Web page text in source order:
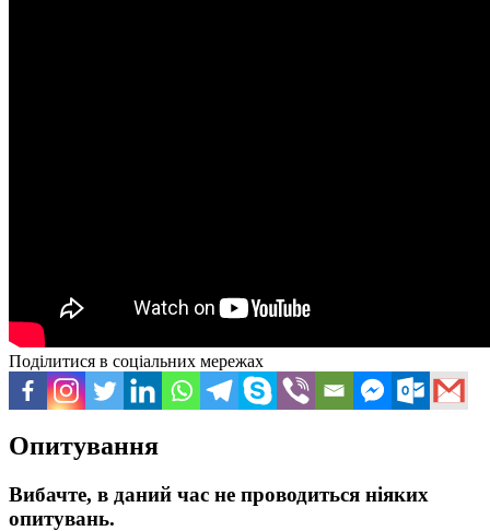
Поділитися в соціальних мережах
Опитування
Вибачте, в даний час не проводиться ніяких
опитувань.